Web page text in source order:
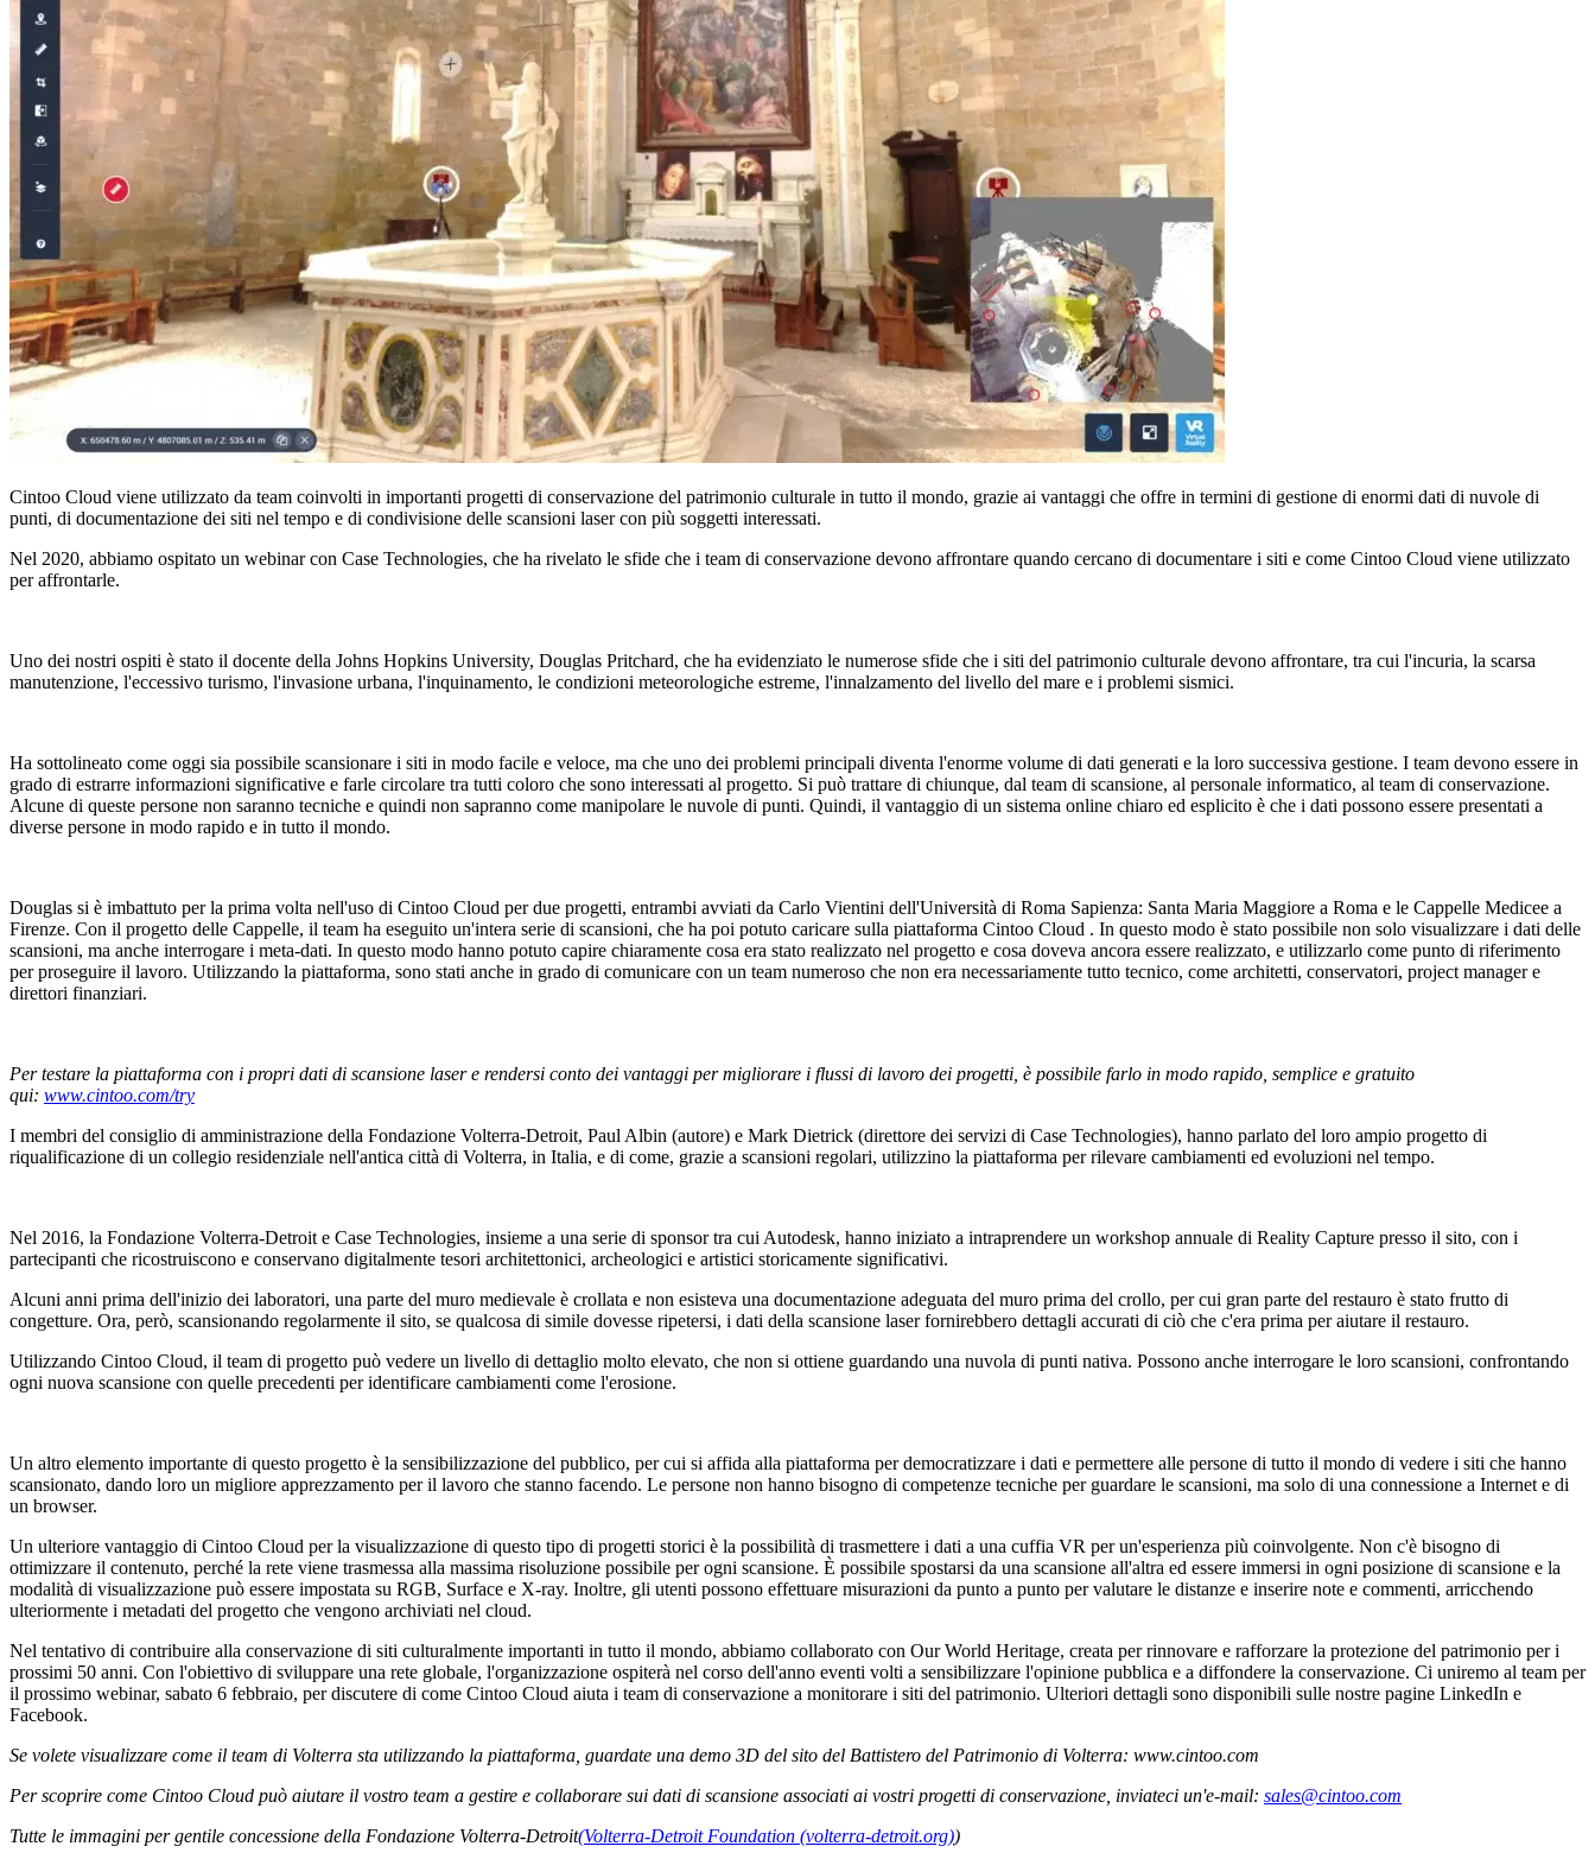
Cintoo Cloud viene utilizzato da team coinvolti in importanti progetti di conservazione del patrimonio culturale in tutto il mondo, grazie ai vantaggi che offre in termini di gestione di enormi dati di nuvole di
punti, di documentazione dei siti nel tempo e di condivisione delle scansioni laser con più soggetti interessati.
Nel 2020, abbiamo ospitato un webinar con Case Technologies, che ha rivelato le sfide che i team di conservazione devono affrontare quando cercano di documentare i siti e come Cintoo Cloud viene utilizzato
per affrontarle.
Uno dei nostri ospiti è stato il docente della Johns Hopkins University, Douglas Pritchard, che ha evidenziato le numerose sfide che i siti del patrimonio culturale devono affrontare, tra cui l'incuria, la scarsa
manutenzione, l'eccessivo turismo, l'invasione urbana, l'inquinamento, le condizioni meteorologiche estreme, l'innalzamento del livello del mare e i problemi sismici.
Ha sottolineato come oggi sia possibile scansionare i siti in modo facile e veloce, ma che uno dei problemi principali diventa l'enorme volume di dati generati e la loro successiva gestione. I team devono essere in
grado di estrarre informazioni significative e farle circolare tra tutti coloro che sono interessati al progetto. Si può trattare di chiunque, dal team di scansione, al personale informatico, al team di conservazione.
Alcune di queste persone non saranno tecniche e quindi non sapranno come manipolare le nuvole di punti. Quindi, il vantaggio di un sistema online chiaro ed esplicito è che i dati possono essere presentati a
diverse persone in modo rapido e in tutto il mondo.
Douglas si è imbattuto per la prima volta nell'uso di Cintoo Cloud per due progetti, entrambi avviati da Carlo Vientini dell'Università di Roma Sapienza: Santa Maria Maggiore a Roma e le Cappelle Medicee a
Firenze. Con il progetto delle Cappelle, il team ha eseguito un'intera serie di scansioni, che ha poi potuto caricare sulla piattaforma Cintoo Cloud . In questo modo è stato possibile non solo visualizzare i dati delle
scansioni, ma anche interrogare i meta-dati. In questo modo hanno potuto capire chiaramente cosa era stato realizzato nel progetto e cosa doveva ancora essere realizzato, e utilizzarlo come punto di riferimento
per proseguire il lavoro. Utilizzando la piattaforma, sono stati anche in grado di comunicare con un team numeroso che non era necessariamente tutto tecnico, come architetti, conservatori, project manager e
direttori finanziari.
Per testare la piattaforma con i propri dati di scansione laser e rendersi conto dei vantaggi per migliorare i flussi di lavoro dei progetti, è possibile farlo in modo rapido, semplice e gratuito
qui: www.cintoo.com/try
I membri del consiglio di amministrazione della Fondazione Volterra-Detroit, Paul Albin (autore) e Mark Dietrick (direttore dei servizi di Case Technologies), hanno parlato del loro ampio progetto di
riqualificazione di un collegio residenziale nell'antica città di Volterra, in Italia, e di come, grazie a scansioni regolari, utilizzino la piattaforma per rilevare cambiamenti ed evoluzioni nel tempo.
Nel 2016, la Fondazione Volterra-Detroit e Case Technologies, insieme a una serie di sponsor tra cui Autodesk, hanno iniziato a intraprendere un workshop annuale di Reality Capture presso il sito, con i
partecipanti che ricostruiscono e conservano digitalmente tesori architettonici, archeologici e artistici storicamente significativi.
Alcuni anni prima dell'inizio dei laboratori, una parte del muro medievale è crollata e non esisteva una documentazione adeguata del muro prima del crollo, per cui gran parte del restauro è stato frutto di
congetture. Ora, però, scansionando regolarmente il sito, se qualcosa di simile dovesse ripetersi, i dati della scansione laser fornirebbero dettagli accurati di ciò che c'era prima per aiutare il restauro.
Utilizzando Cintoo Cloud, il team di progetto può vedere un livello di dettaglio molto elevato, che non si ottiene guardando una nuvola di punti nativa. Possono anche interrogare le loro scansioni, confrontando
ogni nuova scansione con quelle precedenti per identificare cambiamenti come l'erosione.
Un altro elemento importante di questo progetto è la sensibilizzazione del pubblico, per cui si affida alla piattaforma per democratizzare i dati e permettere alle persone di tutto il mondo di vedere i siti che hanno
scansionato, dando loro un migliore apprezzamento per il lavoro che stanno facendo. Le persone non hanno bisogno di competenze tecniche per guardare le scansioni, ma solo di una connessione a Internet e di
un browser.
Un ulteriore vantaggio di Cintoo Cloud per la visualizzazione di questo tipo di progetti storici è la possibilità di trasmettere i dati a una cuffia VR per un'esperienza più coinvolgente. Non c'è bisogno di
ottimizzare il contenuto, perché la rete viene trasmessa alla massima risoluzione possibile per ogni scansione. È possibile spostarsi da una scansione all'altra ed essere immersi in ogni posizione di scansione e la
modalità di visualizzazione può essere impostata su RGB, Surface e X-ray. Inoltre, gli utenti possono effettuare misurazioni da punto a punto per valutare le distanze e inserire note e commenti, arricchendo
ulteriormente i metadati del progetto che vengono archiviati nel cloud.
Nel tentativo di contribuire alla conservazione di siti culturalmente importanti in tutto il mondo, abbiamo collaborato con Our World Heritage, creata per rinnovare e rafforzare la protezione del patrimonio per i
prossimi 50 anni. Con l'obiettivo di sviluppare una rete globale, l'organizzazione ospiterà nel corso dell'anno eventi volti a sensibilizzare l'opinione pubblica e a diffondere la conservazione. Ci uniremo al team per
il prossimo webinar, sabato 6 febbraio, per discutere di come Cintoo Cloud aiuta i team di conservazione a monitorare i siti del patrimonio. Ulteriori dettagli sono disponibili sulle nostre pagine LinkedIn e
Facebook.
Se volete visualizzare come il team di Volterra sta utilizzando la piattaforma, guardate una demo 3D del sito del Battistero del Patrimonio di Volterra: www.cintoo.com
Per scoprire come Cintoo Cloud può aiutare il vostro team a gestire e collaborare sui dati di scansione associati ai vostri progetti di conservazione, inviateci un'e-mail: sales@cintoo.com
Tutte le immagini per gentile concessione della Fondazione Volterra-Detroit(Volterra-Detroit Foundation (volterra-detroit.org))